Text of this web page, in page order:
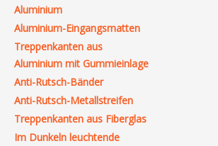
Aluminium
Aluminium-Eingangsmatten
Treppenkanten aus
Aluminium mit Gummieinlage
Anti-Rutsch-Bänder
Anti-Rutsch-Metallstreifen
Treppenkanten aus Fiberglas
Im Dunkeln leuchtende